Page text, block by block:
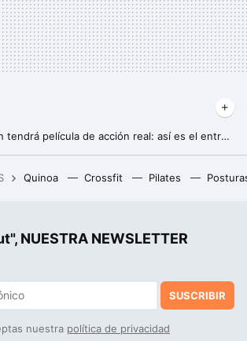
One-Punch Man tendrá película de acción real: así es el entrenamiento de Saitama en el manga para derrotar a sus enemigos de un solo golpe
Un joven de 19 años hackeó el iPhone, fue contratado por Apple y terminó despedido por no contestar a un correo
Quinoa Crossfit Pilates
NUESTRA NEWSLETTER
SUSCRIBIR
nuestra política de privacidad